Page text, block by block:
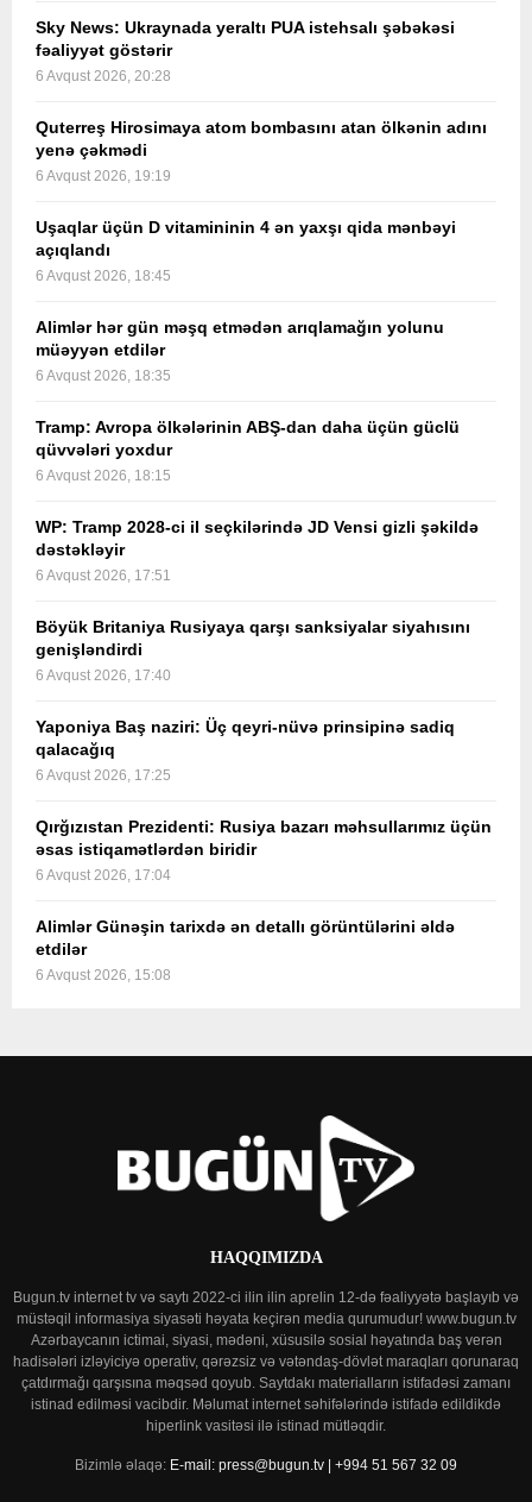
Sky News: Ukraynada yeraltı PUA istehsalı şəbəkəsi
fəaliyyət göstərir
6 Avqust 2026, 20:28
Quterreş Hirosimaya atom bombasını atan ölkənin adını
yenə çəkmədi
6 Avqust 2026, 19:19
Uşaqlar üçün D vitamininin 4 ən yaxşı qida mənbəyi
açıqlandı
6 Avqust 2026, 18:45
Alimlər hər gün məşq etmədən arıqlamağın yolunu
müəyyən etdilər
6 Avqust 2026, 18:35
Tramp: Avropa ölkələrinin ABŞ-dan daha üçün güclü
qüvvələri yoxdur
6 Avqust 2026, 18:15
WP: Tramp 2028-ci il seçkilərində JD Vensi gizli şəkildə
dəstəkləyir
6 Avqust 2026, 17:51
Böyük Britaniya Rusiyaya qarşı sanksiyalar siyahısını
genişləndirdi
6 Avqust 2026, 17:40
Yaponiya Baş naziri: Üç qeyri-nüvə prinsipinə sadiq
qalacağıq
6 Avqust 2026, 17:25
Qırğızıstan Prezidenti: Rusiya bazarı məhsullarımız üçün
əsas istiqamətlərdən biridir
6 Avqust 2026, 17:04
Alimlər Günəşin tarixdə ən detallı görüntülərini əldə
etdilər
6 Avqust 2026, 15:08
HAQQIMIZDA
Bugun.tv internet tv və saytı 2022-ci ilin ilin aprelin 12-də fəaliyyətə başlayıb və
müstəqil informasiya siyasəti həyata keçirən media qurumudur! www.bugun.tv
Azərbaycanın ictimai, siyasi, mədəni, xüsusilə sosial həyatında baş verən
hadisələri izləyiciyə operativ, qərəzsiz və vətəndaş-dövlət maraqları qorunaraq
çatdırmağı qarşısına məqsəd qoyub. Saytdakı materialların istifadəsi zamanı
istinad edilməsi vacibdir. Məlumat internet səhifələrində istifadə edildikdə
hiperlink vasitəsi ilə istinad mütləqdir.
Bizimlə əlaqə: E-mail: press@bugun.tv | +994 51 567 32 09